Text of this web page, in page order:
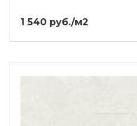
1 540 руб./м2